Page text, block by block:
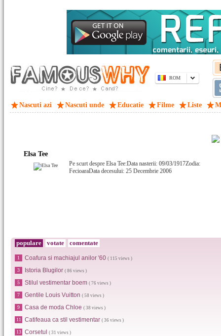
ROM
Nascuti azi Nascuti unde Educatie Filme Liste
Elsa Tee
Pe scurt despre Elsa Tee:Data nasterii: 09/03/1917Zodia:
FecioaraData decesului: 25 Decembrie 2006
populare votate comentate
1 Coafura si machiajul anilor '60 ( 115 views )
3 Istoria Blugilor ( 86 views )
5 Stilul vestimentar boem ( 76 views )
7 Gentile Louis Vuitton ( 58 views )
9 Casa de moda Chloe ( 38 views )
11 Catifeaua ca stil vestimentar ( 36 views )
13 Corsetul ( 31 views )